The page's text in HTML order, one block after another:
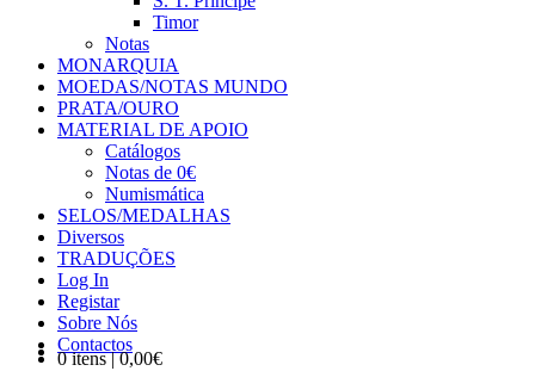
Timor
Notas
MONARQUIA
MOEDAS/NOTAS MUNDO
PRATA/OURO
MATERIAL DE APOIO
Catálogos
Notas de 0€
Numismática
SELOS/MEDALHAS
Diversos
TRADUÇÕES
Log In
Registar
Sobre Nós
Contactos
0 itens | 0,00€